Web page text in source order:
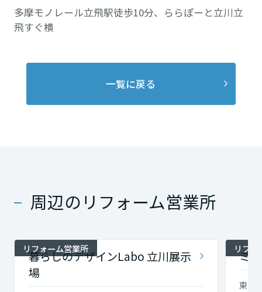
多摩モノレール立飛駅徒歩10分、ららぽーと立川立
飛すぐ横
一覧に戻る
周辺のリフォーム営業所
リフォーム営業所
暮らしのデザインLabo 立川展示
場
リフ
ミ
東京